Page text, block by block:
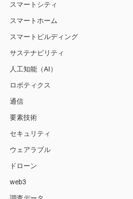
スマートシティ
スマートホーム
スマートビルディング
サステナビリティ
人工知能（AI）
ロボティクス
通信
要素技術
セキュリティ
ウェアラブル
ドローン
web3